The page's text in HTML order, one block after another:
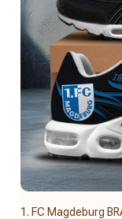
1. FC Magdeburg